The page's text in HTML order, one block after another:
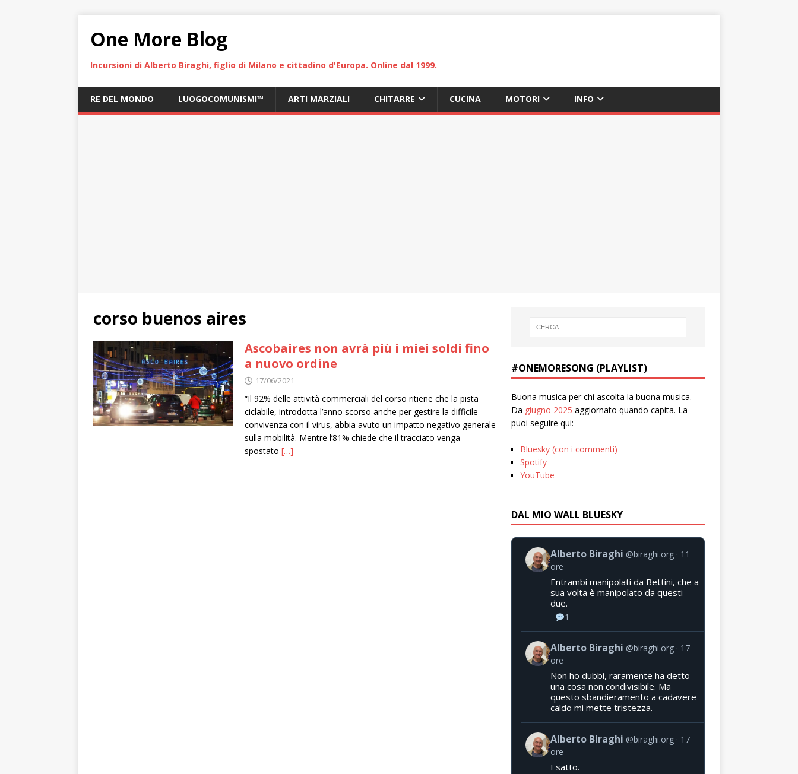
One More Blog
Incursioni di Alberto Biraghi, figlio di Milano e cittadino d'Europa. Online dal 1999.
RE DEL MONDO LUOGOCOMUNISMI™ ARTI MARZIALI CHITARRE CUCINA MOTORI INFO
corso buenos aires
Ascobaires non avrà più i miei soldi fino
a nuovo ordine
17/06/2021
“Il 92% delle attività commerciali del corso ritiene che la pista
ciclabile, introdotta l’anno scorso anche per gestire la difficile
convivenza con il virus, abbia avuto un impatto negativo generale
sulla mobilità. Mentre l’81% chiede che il tracciato venga
spostato […]
#ONEMORESONG (PLAYLIST)
Buona musica per chi ascolta la buona musica.
Da giugno 2025 aggiornato quando capita. La
puoi seguire qui:
Bluesky (con i commenti)
Spotify
YouTube
DAL MIO WALL BLUESKY
Alberto Biraghi @biraghi.org
11
ore
Entrambi manipolati da Bettini, che a
sua volta è manipolato da questi
due.
1
Alberto Biraghi @biraghi.org
17
ore
Non ho dubbi, raramente ha detto
una cosa non condivisibile. Ma
questo sbandieramento a cadavere
caldo mi mette tristezza.
Alberto Biraghi @biraghi.org
17
ore
Esatto.